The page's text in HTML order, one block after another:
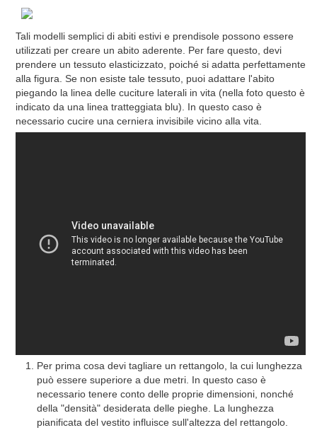
Tali modelli semplici di abiti estivi e prendisole possono essere
utilizzati per creare un abito aderente. Per fare questo, devi
prendere un tessuto elasticizzato, poiché si adatta perfettamente
alla figura. Se non esiste tale tessuto, puoi adattare l'abito
piegando la linea delle cuciture laterali in vita (nella foto questo è
indicato da una linea tratteggiata blu). In questo caso è
necessario cucire una cerniera invisibile vicino alla vita.
Per prima cosa devi tagliare un rettangolo, la cui lunghezza
può essere superiore a due metri. In questo caso è
necessario tenere conto delle proprie dimensioni, nonché
della "densità" desiderata delle pieghe. La lunghezza
pianificata del vestito influisce sull'altezza del rettangolo.